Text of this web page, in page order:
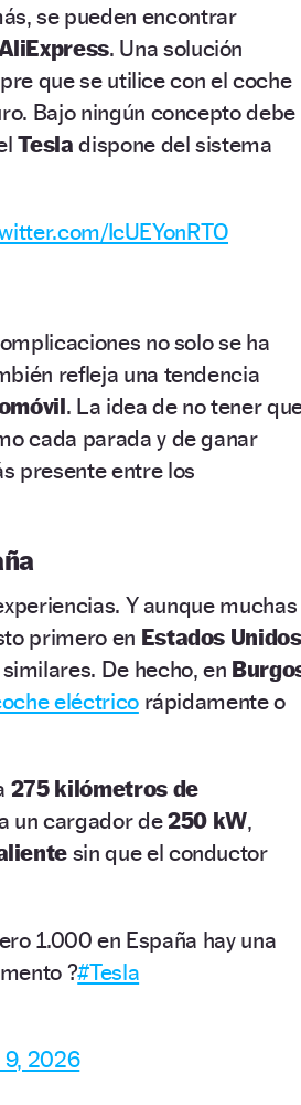
se pueden encontrar
. Una solución
que se utilice con el coche
Bajo ningún concepto debe
Tesla dispone del sistema
IcUEYonRTO
no solo se ha
refleja una tendencia
. La idea de no tener
cada parada y de ganar
presente entre los
Y aunque muchas
primero en Estados Unidos
De hecho, en
eléctricorápidamente o
275 kilómetros de
un cargador de250 kW,
sin que el conductor
1.000 en España hay una
?#Tesla
2026